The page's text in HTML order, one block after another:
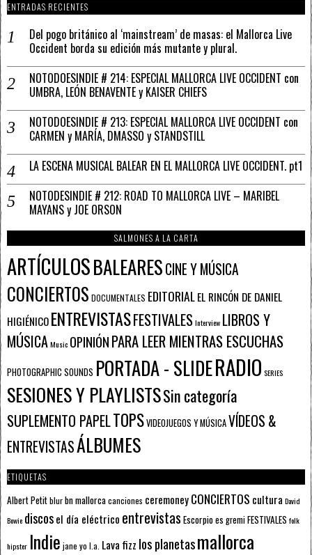
ENTRADAS RECIENTES
Del pogo británico al ‘mainstream’ de masas: el Mallorca Live
Occident borda su edición más mutante y plural.
NOTODOESINDIE # 214: ESPECIAL MALLORCA LIVE OCCIDENT con
UMBRA, LEÓN BENAVENTE y KAISER CHIEFS
NOTODOESINDIE # 213: ESPECIAL MALLORCA LIVE OCCIDENT con
CARMEN y MARÍA, DMASSO y STANDSTILL
LA ESCENA MUSICAL BALEAR EN EL MALLORCA LIVE OCCIDENT. pt1
NOTODESINDIE # 212: ROAD TO MALLORCA LIVE – MARIBEL
MAYANS y JOE ORSON
SALMONES A LA CARTA
ARTÍCULOSBALEARESCINE Y MÚSICA
CONCIERTOS DOCUMENTALES EDITORIALEL RINCÓN DE DANIEL
HIGIÉNICOENTREVISTASFESTIVALESInterview LIBROS Y
MÚSICAMusic OPINIÓNPARA LEER MIENTRAS ESCUCHAS
PHOTOGRAPHIC SOUNDS PORTADA - SLIDERADIO SERIES
SESIONES Y PLAYLISTSSin categoría
SUPLEMENTO PAPELTOPSVIDEOJUEGOS Y MÚSICAVÍDEOS &
ENTREVISTASÁLBUMES
ETIQUETAS
Albert Petitblurbn mallorcacanciones ceremoneyCONCIERTOS cultura David
Bowie discosel día eléctrico entrevistas Escorpioes gremiFESTIVALES folk
hipster Indie jane yo l.a. Lava fizz los planetasmallorca